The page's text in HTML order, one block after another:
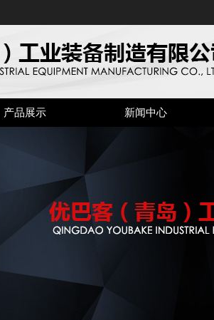
产品展示 新闻中心